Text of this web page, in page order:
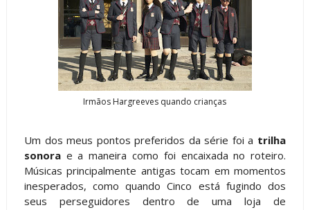
Irmãos Hargreeves quando crianças
Um dos meus pontos preferidos da série foi a trilha
sonorae a maneira como foi encaixada no roteiro.
Músicas principalmente antigas tocam em momentos
inesperados, como quando Cinco está fugindo dos
seus perseguidores dentro de uma loja de